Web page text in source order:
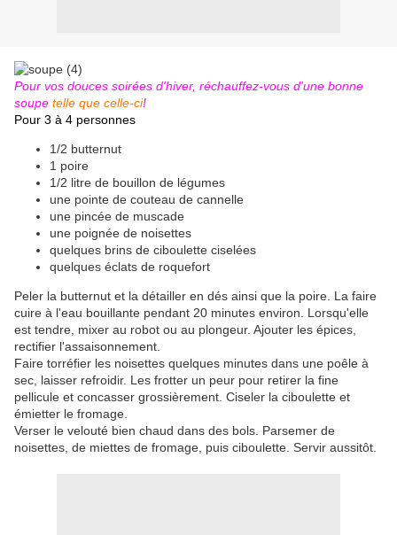
Pour vos douces soirées d'hiver, réchauffez-vous d'une bonne
soupe telle que celle-ci!
Pour 3 à 4 personnes
1/2 butternut
1 poire
1/2 litre de bouillon de légumes
une pointe de couteau de cannelle
une pincée de muscade
une poignée de noisettes
quelques brins de ciboulette ciselées
quelques éclats de roquefort
Peler la butternut et la détailler en dés ainsi que la poire. La faire
cuire à l'eau bouillante pendant 20 minutes environ. Lorsqu'elle
est tendre, mixer au robot ou au plongeur. Ajouter les épices,
rectifier l'assaisonnement.
Faire torréfier les noisettes quelques minutes dans une poêle à
sec, laisser refroidir. Les frotter un peur pour retirer la fine
pellicule et concasser grossièrement. Ciseler la ciboulette et
émietter le fromage.
Verser le velouté bien chaud dans des bols. Parsemer de
noisettes, de miettes de fromage, puis ciboulette. Servir aussitôt.